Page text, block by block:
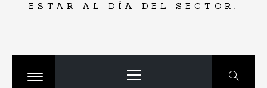
ESTAR AL DÍA DEL SECTOR.
Cambiar
principal